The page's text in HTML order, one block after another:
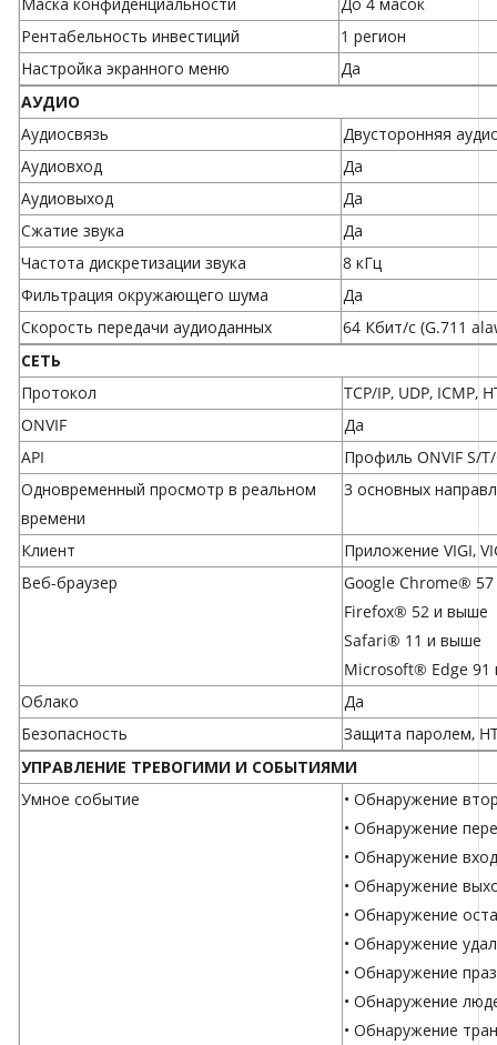
Маска конфиденциальности
До 4 масок
Рентабельность инвестиций
1 регион
Настройка экранного меню
Да
АУДИО
Аудиосвязь
Двусторонняя
Аудиовход
Да
Аудиовыход
Да
Сжатие звука
Да
Частота дискретизации звука
8 кГц
Фильтрация окружающего шума
Да
Скорость передачи аудиоданных
64 Кбит/с (G.711
СЕТЬ
Протокол
TCP/IP, UDP, ICMP,
ONVIF
Да
API
Профиль ONVIF S/
Одновременный просмотр в реальном
времени
3 основных
Клиент
Приложение VIGI,
Веб-браузер
Google Chrome®
Firefox® 52 и выше
Safari® 11 и выше
Microsoft® Edge 91
Облако
Да
Безопасность
Защита паролем,
УПРАВЛЕНИЕ ТРЕВОГИМИ И СОБЫТИЯМИ
Умное событие
• Обнаружение
• Обнаружение
• Обнаружение
• Обнаружение
• Обнаружение
• Обнаружение
• Обнаружение
• Обнаружение
• Обнаружение